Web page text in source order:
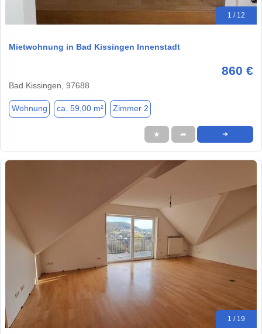
1 / 12
Mietwohnung in Bad Kissingen Innenstadt
860 €
Bad Kissingen, 97688
Wohnung ca. 59,00 m² Zimmer 2
★ ➦ ➜
1 / 19